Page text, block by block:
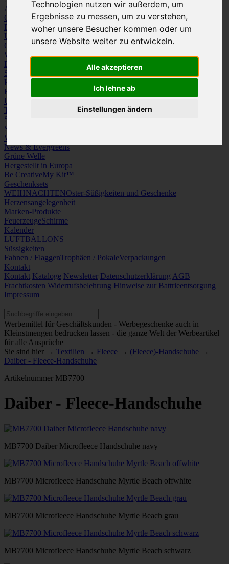
Technologien nutzen wir außerdem, um
Ergebnisse zu messen, um zu verstehen,
woher unsere Besucher kommen oder um
unsere Website weiter zu entwickeln.
Alle akzeptieren
Ich lehne ab
Einstellungen ändern
ArbeitskleidungKrawatten und Tücher
Caps
Mützen und Schals
FrottierwareKissen & Tischwäsche
Underwear
Strümpfe / Socken
Gürtel
Schuhe
Werbeartikel
Büro
Medien
Schlüsselanhänger & Chiphalter
Lanyards, Armbänder & Pins
Haushalt
Werkzeuge & Messer
Freizeit, Reisen, Outdoor
Strand & Camping
Uhren
Taschen
Koffer & TrolleysRucksäcke
Schlüsseletuis & Brieftaschen
Spiele
Weitere Kategorien
News & Evergreens
Grüne Welle
Hergestellt in Europa
Be CreativeMy Kit™
Geschenksets
WEIHNACHTENOster-Süßigkeiten und Geschenke
Herzensangelegenheit
Marken-Produkte
FeuerzeugeSchirme
Kalender
LUFTBALLONS
Süssigkeiten
Fahnen / FlaggenTrophäen / PokaleVerpackungen
Kontakt
Kontakt Kataloge Newsletter Datenschutzerklärung AGB
Frachtkosten Widerrufsbelehrung Hinweise zur Battrieentsorgung
Impressum
Werbemittel für Geschäftskunden - Werbegeschenke auch in
Kleinstmengen bedrucken lassen - die ganze Welt der Werbeartikel
für alle Ansprüche
Sie sind hier → Textilien → Fleece → (Fleece)-Handschuhe →
Daiber - Fleece-Handschuhe
Artikelnummer MB7700
Daiber - Fleece-Handschuhe
MB7700 Daiber Microfleece Handschuhe navy
MB7700 Microfleece Handschuhe Myrtle Beach offwhite
MB7700 Microfleece Handschuhe Myrtle Beach grau
MB7700 Microfleece Handschuhe Myrtle Beach schwarz